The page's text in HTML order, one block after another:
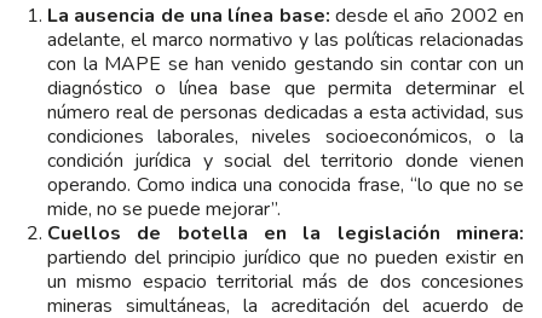
La ausencia de una línea base: desde el año 2002 en
adelante, el marco normativo y las políticas relacionadas
con la MAPE se han venido gestando sin contar con un
diagnóstico o línea base que permita determinar el
número real de personas dedicadas a esta actividad, sus
condiciones laborales, niveles socioeconómicos, o la
condición jurídica y social del territorio donde vienen
operando. Como indica una conocida frase, “lo que no se
mide, no se puede mejorar”.
Cuellos de botella en la legislación minera:
partiendo del principio jurídico que no pueden existir en
un mismo espacio territorial más de dos concesiones
mineras simultáneas, la acreditación del acuerdo de